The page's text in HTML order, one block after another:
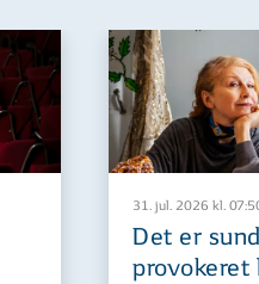
31. jul. 2026 kl.
Det er
provokeret